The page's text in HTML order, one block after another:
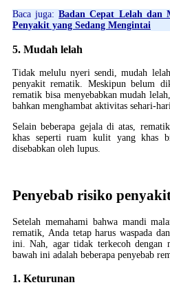
Baca juga:Badan Cepat Lelah dan
Penyakit yang Sedang Mengintai
5. Mudah lelah
Tidak melulu nyeri sendi, mudah
penyakit rematik. Meskipun belum
rematik bisa menyebabkan mudah
bahkan menghambat aktivitas sehari-
Selain beberapa gejala di atas,
khas seperti ruam kulit yang khas
disebabkan oleh lupus.
Penyebab risiko
Setelah memahami bahwa mandi
rematik, Anda tetap harus waspada
ini. Nah, agar tidak terkecoh dengan
bawah ini adalah beberapa penyebab
1. Keturunan